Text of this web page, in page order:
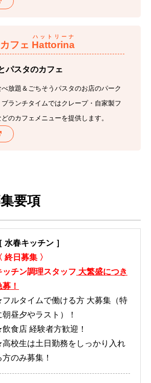
フェ Hattorina
ハットリーナ
パスタのカフェ
放題＆ごちそうパスタのお店のパーク
ランチタイムではクレープ・自家製フ
のカフェメニューを提供します。
要項
水春キッチン ］
終日募集 〉
ッチン調理スタッフ 大繁盛につき
募！
ルタイムで働ける方 大募集（特
朝昼夕やラスト）！
食店 経験者方歓迎！
校生は土日勤務をしっかり入れ
方のみ募集！